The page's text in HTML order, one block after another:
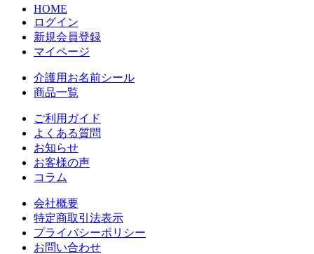
HOME
ログイン
新規会員登録
マイページ
介護用お名前シール
商品一覧
ご利用ガイド
よくある質問
お知らせ
お客様の声
コラム
会社概要
特定商取引法表示
プライバシーポリシー
お問い合わせ